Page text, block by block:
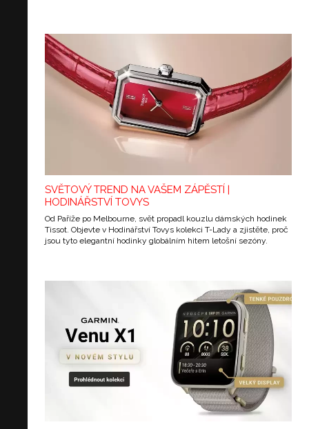
SVĚTOVÝ TREND NA VAŠEM ZÁPĚSTÍ |
HODINÁŘSTVÍ TOVYS
Od Paříže po Melbourne, svět propadl kouzlu dámských hodinek
Tissot. Objevte v Hodinářství Tovys kolekci T-Lady a zjistěte, proč
jsou tyto elegantní hodinky globálním hitem letošní sezóny.